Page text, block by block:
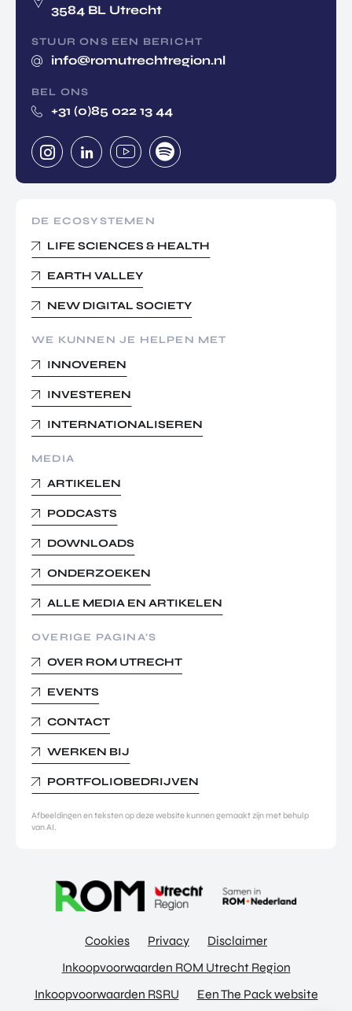
3584 BL Utrecht
STUUR ONS EEN BERICHT
info@romutrechtregion.nl
BEL ONS
+31 (0)85 022 13 44
DE ECOSYSTEMEN
LIFE SCIENCES & HEALTH
EARTH VALLEY
NEW DIGITAL SOCIETY
WE KUNNEN JE HELPEN MET
INNOVEREN
INVESTEREN
INTERNATIONALISEREN
MEDIA
ARTIKELEN
PODCASTS
DOWNLOADS
ONDERZOEKEN
ALLE MEDIA EN ARTIKELEN
OVERIGE PAGINA’S
OVER ROM UTRECHT
EVENTS
CONTACT
WERKEN BIJ
PORTFOLIOBEDRIJVEN
Afbeeldingen en teksten op deze website kunnen gemaakt zijn met behulp
van AI.
Cookies Privacy
Disclaimer
Inkoopvoorwaarden ROM Utrecht Region
Inkoopvoorwaarden RSRU
Een The Pack website